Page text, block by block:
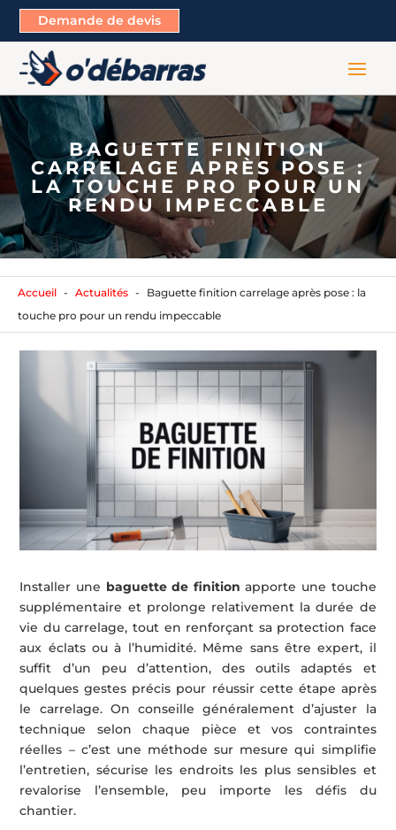
Demande de devis
BAGUETTE FINITION
CARRELAGE APRÈS POSE :
LA TOUCHE PRO POUR UN
RENDU IMPECCABLE
Accueil Actualités
Baguette finition carrelage après pose : la
touche pro pour un rendu impeccable
Installer une baguette de finition apporte une touche
supplémentaire et prolonge relativement la durée de
vie du carrelage, tout en renforçant sa protection face
aux éclats ou à l’humidité. Même sans être expert, il
suffit d’un peu d’attention, des outils adaptés et
quelques gestes précis pour réussir cette étape après
le carrelage. On conseille généralement d’ajuster la
technique selon chaque pièce et vos contraintes
réelles – c’est une méthode sur mesure qui simplifie
l’entretien, sécurise les endroits les plus sensibles et
revalorise l’ensemble, peu importe les défis du
chantier.